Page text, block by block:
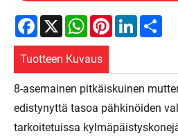
Facebook
X WhatsApp
PinterestLinkedIn
Tuotteen Kuvaus
8-asemainen pitkäiskuinen
edistynyttä tasoa pähkinöiden
tarkoitetuissa